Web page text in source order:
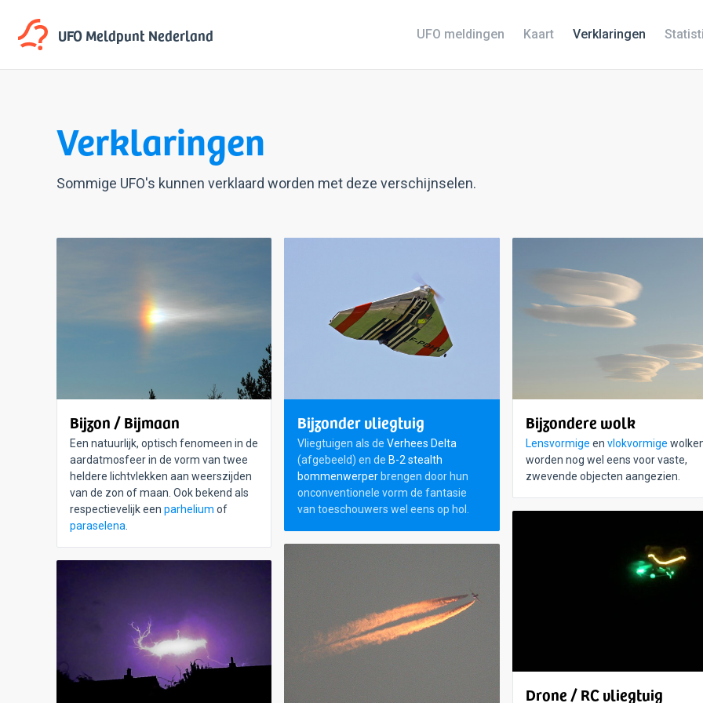
UFO MeldpuntNederland UFO meldingen Kaart Verklaringen
Verklaringen
Sommige UFO's kunnen verklaard worden met deze verschijnselen.
Bijzon / Bijmaan
Een natuurlijk, optisch fenomeen in de
aardatmosfeer in de vorm van twee
heldere lichtvlekken aan weerszijden
van de zon of maan. Ook bekend als
respectievelijk een parhelium of
paraselena
Bijzonder vliegtuig
Vliegtuigen als deVerhees Delta
(afgebeeld) en de B-2 stealth
bommenwerper brengen door hun
onconventionele vorm de fantasie
van toeschouwers wel eens op hol.
Bijzondere wolk
Lensvormige en vlokvormige
worden nog wel eens voor vaste,
zwevende objecten aangezien.
Drone / RC vliegtuig